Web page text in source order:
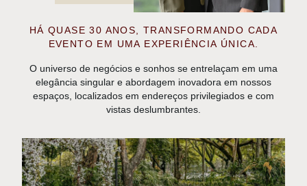
HÁ QUASE 30 ANOS, TRANSFORMANDO CADA
EVENTO EM UMA EXPERIÊNCIA ÚNICA.
O universo de negócios e sonhos se entrelaçam em uma
elegância singular e abordagem inovadora em nossos
espaços, localizados em endereços privilegiados e com
vistas deslumbrantes.